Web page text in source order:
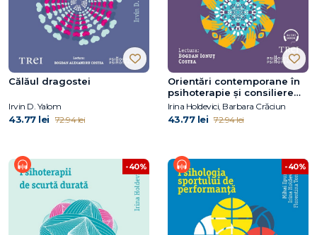
Călăul dragostei
Irvin D. Yalom
43.77 lei 72.94 lei
Orientări contemporane în
psihoterapie și consiliere
psihologică
Irina Holdevici, Barbara Crăciun
43.77 lei 72.94 lei
-40% -40%